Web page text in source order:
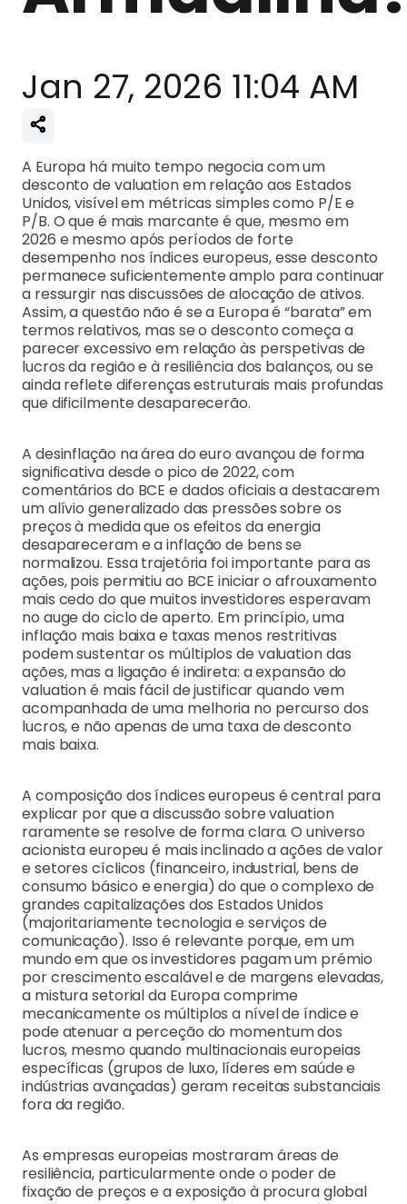
Jan 27, 2026 11:04 AM
A Europa há muito tempo negocia com um
desconto de valuation em relação aos Estados
Unidos, visível em métricas simples como P/E e
P/B. O que é mais marcante é que, mesmo em
2026 e mesmo após períodos de forte
desempenho nos índices europeus, esse desconto
permanece suficientemente amplo para continuar
a ressurgir nas discussões de alocação de ativos.
Assim, a questão não é se a Europa é “barata” em
termos relativos, mas se o desconto começa a
parecer excessivo em relação às perspetivas de
lucros da região e à resiliência dos balanços, ou se
ainda reflete diferenças estruturais mais profundas
que dificilmente desaparecerão.
A desinflação na área do euro avançou de forma
significativa desde o pico de 2022, com
comentários do BCE e dados oficiais a destacarem
um alívio generalizado das pressões sobre os
preços à medida que os efeitos da energia
desapareceram e a inflação de bens se
normalizou. Essa trajetória foi importante para as
ações, pois permitiu ao BCE iniciar o afrouxamento
mais cedo do que muitos investidores esperavam
no auge do ciclo de aperto. Em princípio, uma
inflação mais baixa e taxas menos restritivas
podem sustentar os múltiplos de valuation das
ações, mas a ligação é indireta: a expansão do
valuation é mais fácil de justificar quando vem
acompanhada de uma melhoria no percurso dos
lucros, e não apenas de uma taxa de desconto
mais baixa.
A composição dos índices europeus é central para
explicar por que a discussão sobre valuation
raramente se resolve de forma clara. O universo
acionista europeu é mais inclinado a ações de valor
e setores cíclicos (financeiro, industrial, bens de
consumo básico e energia) do que o complexo de
grandes capitalizações dos Estados Unidos
(majoritariamente tecnologia e serviços de
comunicação). Isso é relevante porque, em um
mundo em que os investidores pagam um prémio
por crescimento escalável e de margens elevadas,
a mistura setorial da Europa comprime
mecanicamente os múltiplos a nível de índice e
pode atenuar a perceção do momentum dos
lucros, mesmo quando multinacionais europeias
específicas (grupos de luxo, líderes em saúde e
indústrias avançadas) geram receitas substanciais
fora da região.
As empresas europeias mostraram áreas de
resiliência, particularmente onde o poder de
fixação de preços e a exposição à procura global